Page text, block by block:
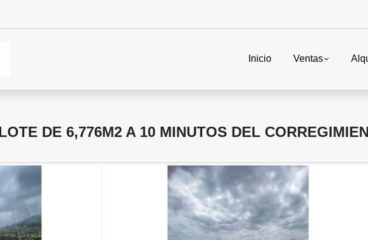
Inicio Ventas
DE 6,776M2 A 10 MINUTOS DEL